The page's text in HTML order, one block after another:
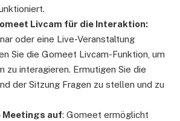
Livcam für die Interaktion:
oder eine Live-Veranstaltung
Sie die Gomeet Livcam-Funktion, um
zu interagieren. Ermutigen Sie die
der Sitzung Fragen zu stellen und zu
Meetings auf: Gomeet ermöglicht